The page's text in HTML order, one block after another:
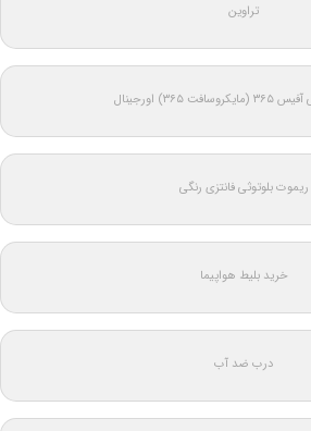
تراوین
۳۶۵) اورجینال
ریموت بلوتوثی فانتزی رنگی
خرید بلیط هواپیما
درب ضد آب